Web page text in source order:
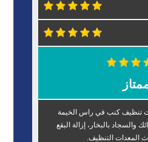
تنظيف كنب في راس الخيمة
بالبخار، إزالة البقع
المعدات التنظيف.